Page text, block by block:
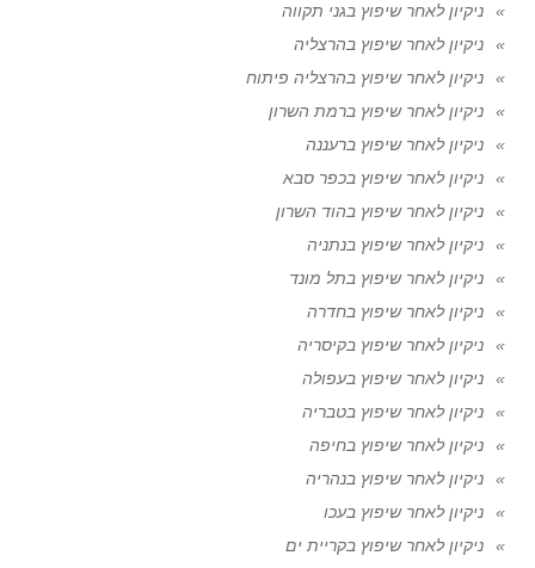
ניקיון לאחר שיפוץ בגני תקווה
ניקיון לאחר שיפוץ בהרצליה
ניקיון לאחר שיפוץ בהרצליה פיתוח
ניקיון לאחר שיפוץ ברמת השרון
ניקיון לאחר שיפוץ ברעננה
ניקיון לאחר שיפוץ בכפר סבא
ניקיון לאחר שיפוץ בהוד השרון
ניקיון לאחר שיפוץ בנתניה
ניקיון לאחר שיפוץ בתל מונד
ניקיון לאחר שיפוץ בחדרה
ניקיון לאחר שיפוץ בקיסריה
ניקיון לאחר שיפוץ בעפולה
ניקיון לאחר שיפוץ בטבריה
ניקיון לאחר שיפוץ בחיפה
ניקיון לאחר שיפוץ בנהריה
ניקיון לאחר שיפוץ בעכו
ניקיון לאחר שיפוץ בקריית ים